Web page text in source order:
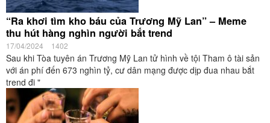
“Ra khơi tìm kho báu của Trương Mỹ Lan” – Meme
thu hút hàng nghìn người bắt trend
17/04/2024 1402
Sau khi Tòa tuyên án Trương Mỹ Lan tử hình về tội Tham ô tài sản
với án phí đến 673 nghìn tỷ, cư dân mạng được dịp đua nhau bắt
trend đi "